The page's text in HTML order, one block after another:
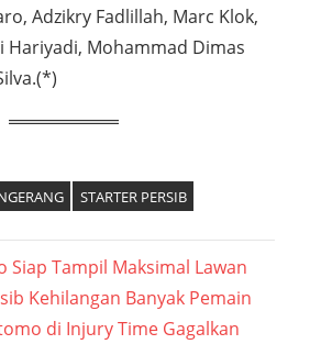
Adzikry Fadlillah, Marc Klok,
Hariyadi, Mohammad Dimas
STARTER PERSIB
Siap Tampil Maksimal Lawan
Kehilangan Banyak Pemain
di Injury Time Gagalkan